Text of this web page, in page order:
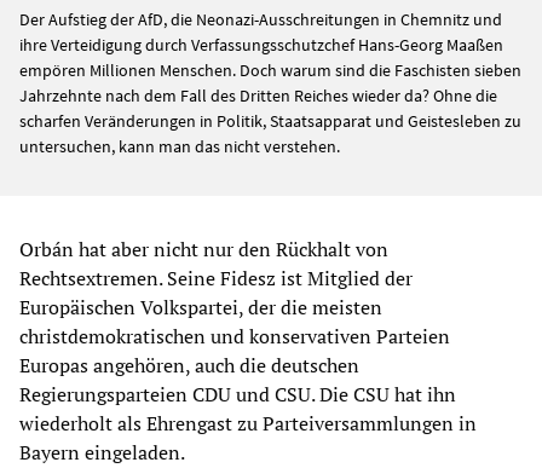
Der Aufstieg der AfD, die Neonazi-Ausschreitungen in Chemnitz und
ihre Verteidigung durch Verfassungsschutzchef Hans-Georg Maaßen
empören Millionen Menschen. Doch warum sind die Faschisten sieben
Jahrzehnte nach dem Fall des Dritten Reiches wieder da? Ohne die
scharfen Veränderungen in Politik, Staatsapparat und Geistesleben zu
untersuchen, kann man das nicht verstehen.
Orbán hat aber nicht nur den Rückhalt von
Rechtsextremen. Seine Fidesz ist Mitglied der
Europäischen Volkspartei, der die meisten
christdemokratischen und konservativen Parteien
Europas angehören, auch die deutschen
Regierungsparteien CDU und CSU. Die CSU hat ihn
wiederholt als Ehrengast zu Parteiversammlungen in
Bayern eingeladen.